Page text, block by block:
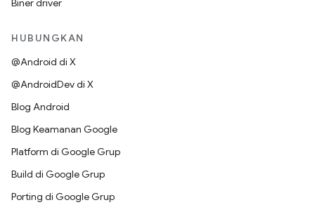
Biner driver
HUBUNGKAN
@Android di X
@AndroidDev di X
Blog Android
Blog Keamanan Google
Platform di Google Grup
Build di Google Grup
Porting di Google Grup